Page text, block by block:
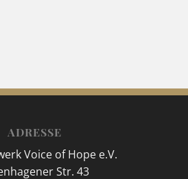
ADRESSE
Voice of Hope e.V.
Str. 43